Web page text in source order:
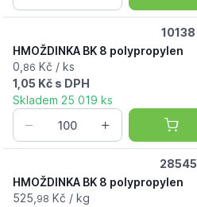
10138
HMOŽDINKA BK 8 polypropylen
0, 86 Kč / ks
1,05 Kč s DPH
Skladem 25 019 ks
28545
HMOŽDINKA BK 8 polypropylen
525, 98 Kč / kg